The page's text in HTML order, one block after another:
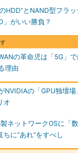
HDD”とNAND型フラ
」がいい勝負？
の革命児は「5G」で
理由
NVIDIAの「GPU独壇
オ
ネットワークOSに「
に“あれ”をすべし